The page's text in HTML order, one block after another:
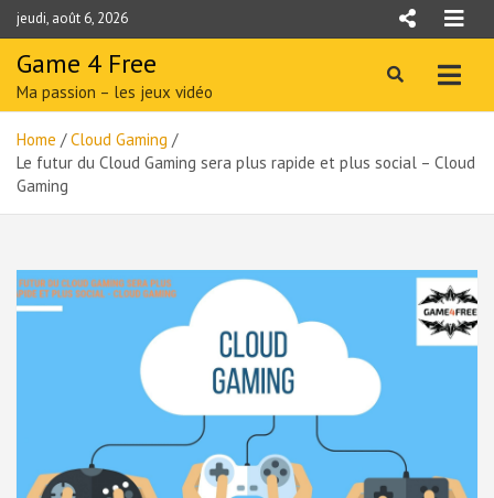
Skip
to
content
jeudi, août 6, 2026
Game 4 Free
Ma passion – les jeux vidéo
Home
Cloud Gaming
Le futur du Cloud Gaming sera plus rapide et plus social – Cloud
Gaming